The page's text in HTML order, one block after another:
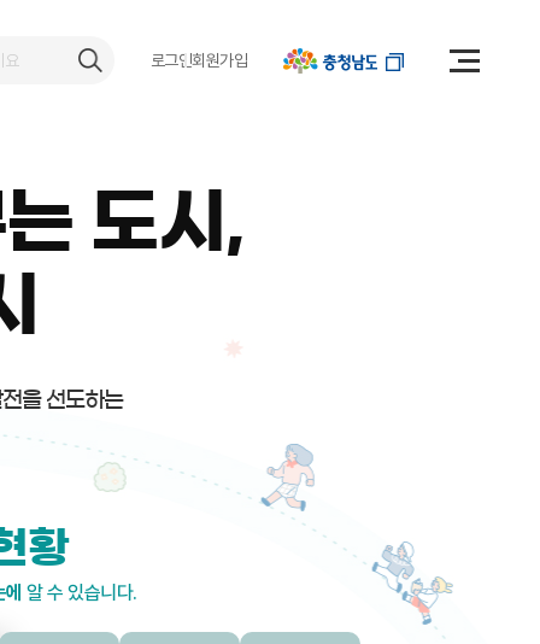
로그인회원가입
도시,
을 선도하는
황
알 수 있습니다.